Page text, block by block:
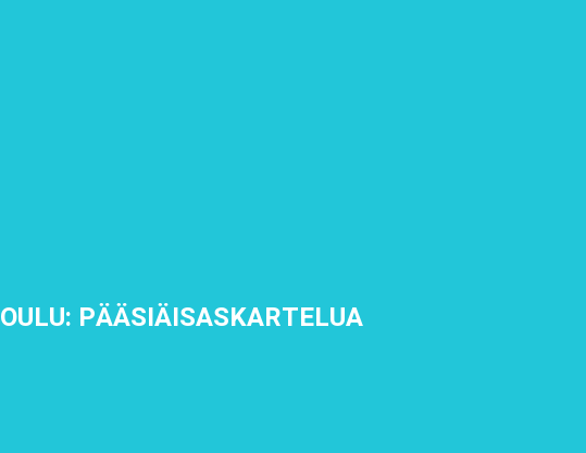
OULU: PÄÄSIÄISASKARTELUA